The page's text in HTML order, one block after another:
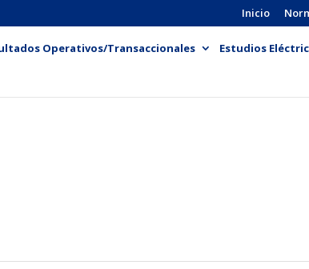
Inicio
Operativos/Transaccionales Estudios